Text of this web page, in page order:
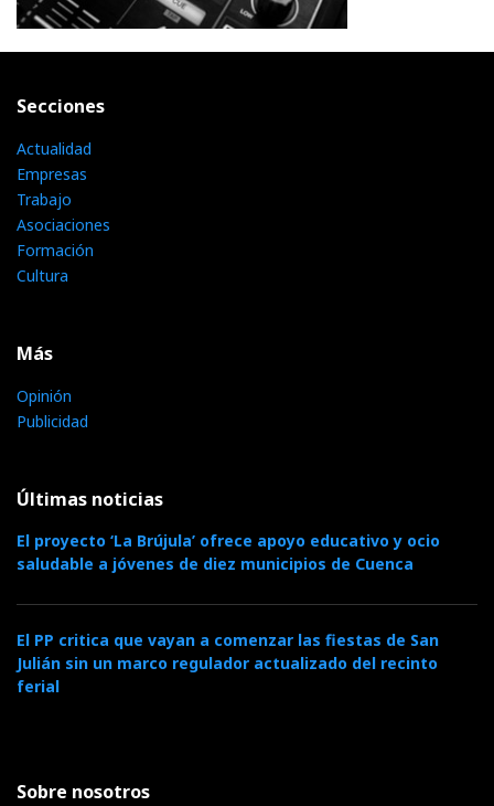
Secciones
Actualidad
Empresas
Trabajo
Asociaciones
Formación
Cultura
Más
Opinión
Publicidad
Últimas noticias
El proyecto ‘La Brújula’ ofrece apoyo educativo y ocio
saludable a jóvenes de diez municipios de Cuenca
El PP critica que vayan a comenzar las fiestas de San
Julián sin un marco regulador actualizado del recinto
ferial
Sobre nosotros